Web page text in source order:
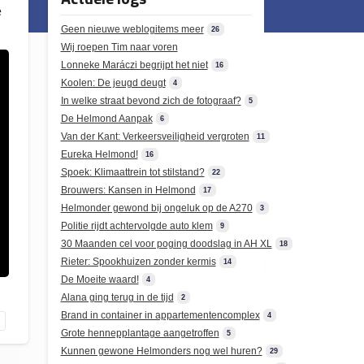
Geen nieuwe weblogitems meer 26
Wij roepen Tim naar voren
Lonneke Maráczi begrijpt het niet
16
Koolen: De jeugd deugt 4
In welke straat bevond zich de fotograaf? 5
De Helmond Aanpak 6
Van der Kant: Verkeersveiligheid vergroten 11
Eureka Helmond! 16
Spoek: Klimaattrein tot stilstand? 22
Brouwers: Kansen in Helmond 17
Helmonder gewond bij ongeluk op de A270 3
Politie rijdt achtervolgde auto klem 9
30 Maanden cel voor poging doodslag in AH XL 18
Rieter: Spookhuizen zonder kermis 14
De Moeite waard! 4
Alana ging terug in de tijd 2
Brand in container in appartementencomplex 4
Grote hennepplantage aangetroffen 5
Kunnen gewone Helmonders nog wel huren? 29